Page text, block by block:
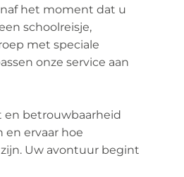
het moment dat u
schoolreisje,
met speciale
onze service aan
en betrouwbaarheid
en ervaar hoe
Uw avontuur begint